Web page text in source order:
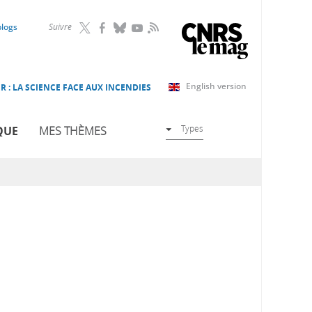
Suivre RSS
English version
: LA SCIENCE FACE AUX INCENDIES
MES THÈMES Types